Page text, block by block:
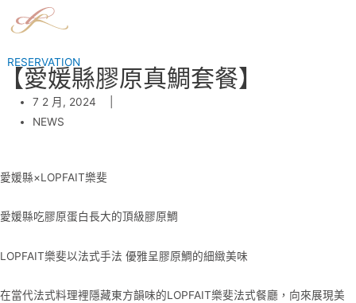
RESERVATION
【愛媛縣膠原真鯛套餐】
7 2 月, 2024
NEWS
愛媛縣×LOPFAIT樂斐
愛媛縣吃膠原蛋白長大的頂級膠原鯛
LOPFAIT樂斐以法式手法 優雅呈膠原鯛的細緻美味
在當代法式料理裡隱藏東方韻味的LOPFAIT樂斐法式餐廳，向來展現美